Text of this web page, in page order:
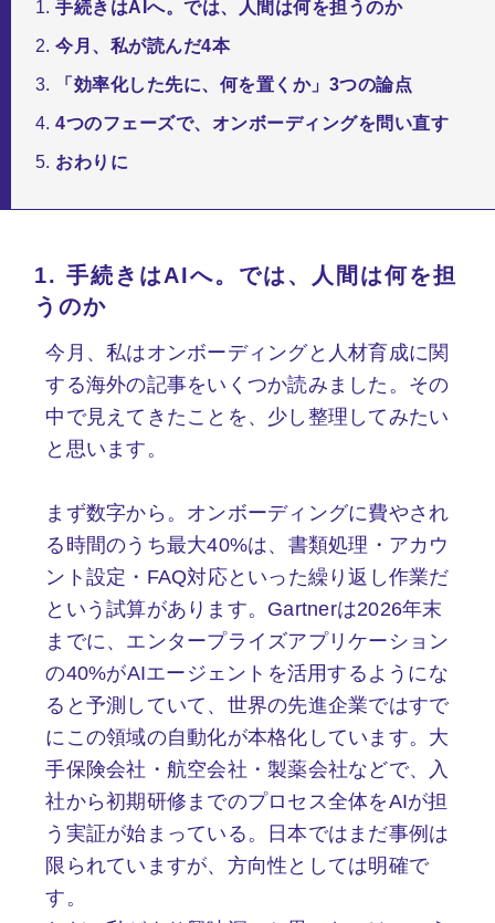
手続きはAIへ。では、人間は何を担うのか
今月、私が読んだ4本
「効率化した先に、何を置くか」3つの論点
4つのフェーズで、オンボーディングを問い直す
おわりに
1.手続きはAIへ。では、人間は何を担
うのか
今月、私はオンボーディングと人材育成に関
する海外の記事をいくつか読みました。その
中で見えてきたことを、少し整理してみたい
と思います。
まず数字から。オンボーディングに費やされ
る時間のうち最大40%は、書類処理・アカウ
ント設定・FAQ対応といった繰り返し作業だ
という試算があります。Gartnerは2026年末
までに、エンタープライズアプリケーション
の40%がAIエージェントを活用するようにな
ると予測していて、世界の先進企業ではすで
にこの領域の自動化が本格化しています。大
手保険会社・航空会社・製薬会社などで、入
社から初期研修までのプロセス全体をAIが担
う実証が始まっている。日本ではまだ事例は
限られていますが、方向性としては明確で
す。